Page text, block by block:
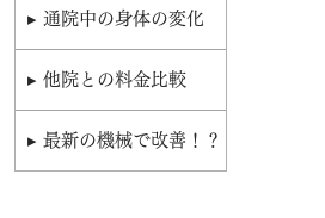
▸ 通院中の身体の変化
▸ 他院との料金比較
▸ 最新の機械で改善！？